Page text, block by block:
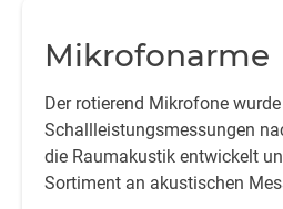
Mikrofonarme
Der rotierend Mikrofone
Schallleistungsmessungen
die Raumakustik entwickelt
Sortiment an akustischen